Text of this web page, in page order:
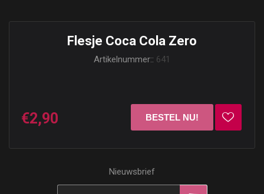
Flesje Coca Cola Zero
Artikelnummer:: 641
€2,90
Nieuwsbrief